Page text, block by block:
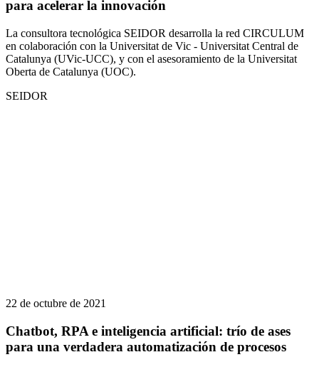
para acelerar la innovación
La consultora tecnológica SEIDOR desarrolla la red CIRCULUM
en colaboración con la Universitat de Vic - Universitat Central de
Catalunya (UVic-UCC), y con el asesoramiento de la Universitat
Oberta de Catalunya (UOC).
SEIDOR
22 de octubre de 2021
Chatbot, RPA e inteligencia artificial: trío de ases
para una verdadera automatización de procesos